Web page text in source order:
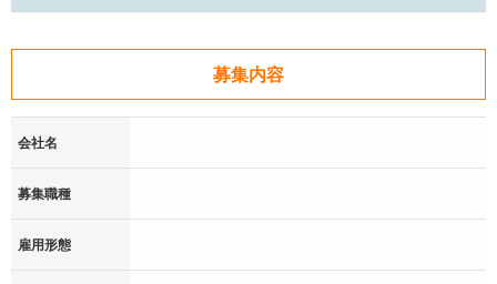
募集内容
会社名
募集職種
雇用形態